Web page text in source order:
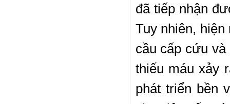
đã tiếp nhận
Tuy nhiên,
cầu cấp cứu
thiếu máu xảy
phát triển bền